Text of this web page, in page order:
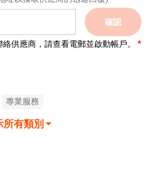
確認
供應商，請查看電郵並啟動帳戶。
專業服務
所有類別